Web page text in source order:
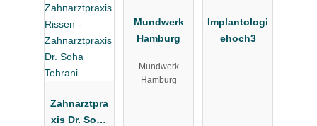
Zahnarztpra
xis Dr. Soha
Mundwerk
Hamburg
Mundwerk
Hamburg
Implantologi
ehoch3